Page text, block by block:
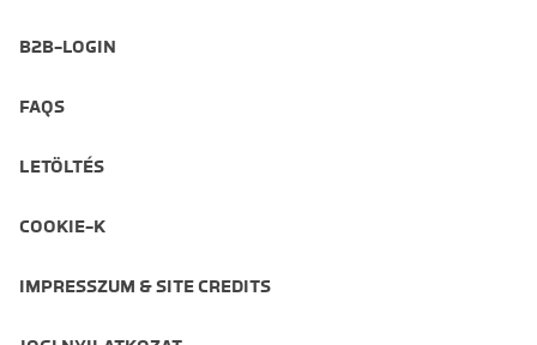
B2B-LOGIN
FAQS
LETÖLTÉS
COOKIE-K
IMPRESSZUM & SITE CREDITS